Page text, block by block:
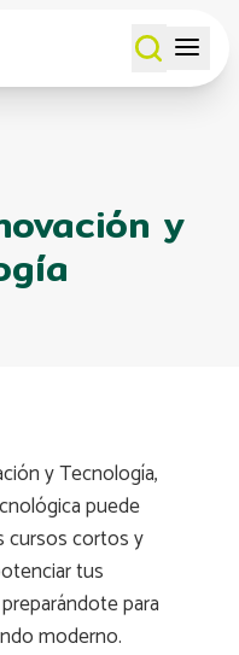
y
y Tecnología,
puede
cursos cortos y
tus
para
moderno.